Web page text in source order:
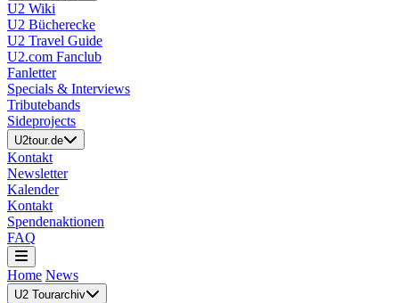
U2 Wiki
U2 Bücherecke
U2 Travel Guide
U2.com Fanclub
Fanletter
Specials & Interviews
Tributebands
Sideprojects
U2tour.de
Kontakt
Newsletter
Kalender
Kontakt
Spendenaktionen
FAQ
Home News
U2 Tourarchiv